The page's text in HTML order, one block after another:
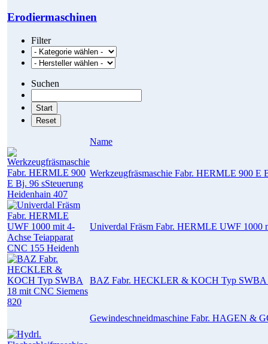
Erodiermaschinen
Filter
Suchen
Name
Werkzeugfräsmaschie Fabr. HERMLE 900 E
Univerdal Fräsm Fabr. HERMLE UWF 1000
BAZ Fabr. HECKLER & KOCH Typ SWBA
Gewindeschneidmaschine Fabr. HAGEN &